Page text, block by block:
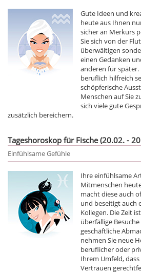
Gute Ideen und
heute aus Ihnen
sicher an Merkurs
Sie sich von der
überwältigen
einen Gedanken
anderen für
beruflich hilfreich
schöpferische
Menschen auf Sie
sich viele gute
zusätzlich bereichern.
Tageshoroskop für Fische (20.02. -
Einfühlsame Gefühle
Ihre einfühlsame
Mitmenschen
macht diese auch
und beseitigt auch
Kollegen. Die Zeit
überfällige
geschäftliche
nehmen Sie neue
beruflicher oder
Ihrem Umfeld,
Vertrauen